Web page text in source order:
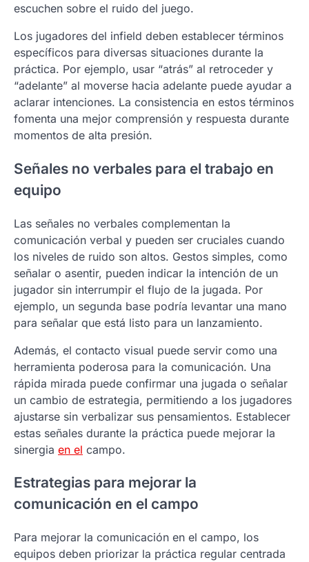
escuchen sobre el ruido del juego.
Los jugadores del infield deben establecer términos
específicos para diversas situaciones durante la
práctica. Por ejemplo, usar “atrás” al retroceder y
“adelante” al moverse hacia adelante puede ayudar a
aclarar intenciones. La consistencia en estos términos
fomenta una mejor comprensión y respuesta durante
momentos de alta presión.
Señales no verbales para el trabajo en
equipo
Las señales no verbales complementan la
comunicación verbal y pueden ser cruciales cuando
los niveles de ruido son altos. Gestos simples, como
señalar o asentir, pueden indicar la intención de un
jugador sin interrumpir el flujo de la jugada. Por
ejemplo, un segunda base podría levantar una mano
para señalar que está listo para un lanzamiento.
Además, el contacto visual puede servir como una
herramienta poderosa para la comunicación. Una
rápida mirada puede confirmar una jugada o señalar
un cambio de estrategia, permitiendo a los jugadores
ajustarse sin verbalizar sus pensamientos. Establecer
estas señales durante la práctica puede mejorar la
sinergia en el campo.
Estrategias para mejorar la
comunicación en el campo
Para mejorar la comunicación en el campo, los
equipos deben priorizar la práctica regular centrada